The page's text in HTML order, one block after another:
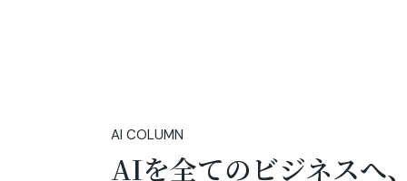
AI COLUMN
AIを全てのビジネスへ